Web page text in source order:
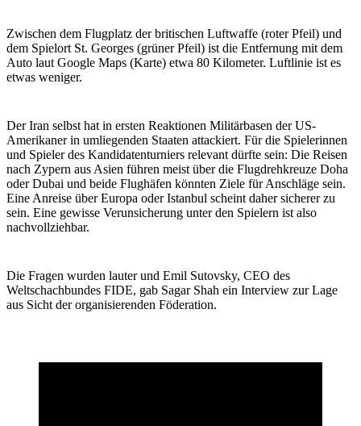
Zwischen dem Flugplatz der britischen Luftwaffe (roter Pfeil) und
dem Spielort St. Georges (grüner Pfeil) ist die Entfernung mit dem
Auto laut Google Maps (Karte) etwa 80 Kilometer. Luftlinie ist es
etwas weniger.
Der Iran selbst hat in ersten Reaktionen Militärbasen der US-
Amerikaner in umliegenden Staaten attackiert. Für die Spielerinnen
und Spieler des Kandidatenturniers relevant dürfte sein: Die Reisen
nach Zypern aus Asien führen meist über die Flugdrehkreuze Doha
oder Dubai und beide Flughäfen könnten Ziele für Anschläge sein.
Eine Anreise über Europa oder Istanbul scheint daher sicherer zu
sein. Eine gewisse Verunsicherung unter den Spielern ist also
nachvollziehbar.
Die Fragen wurden lauter und Emil Sutovsky, CEO des
Weltschachbundes FIDE, gab Sagar Shah ein Interview zur Lage
aus Sicht der organisierenden Föderation.